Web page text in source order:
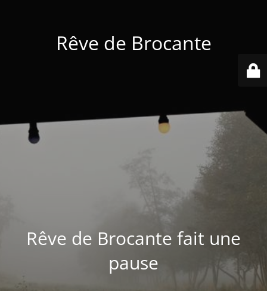
Rêve de Brocante
Rêve de Brocante fait une
pause